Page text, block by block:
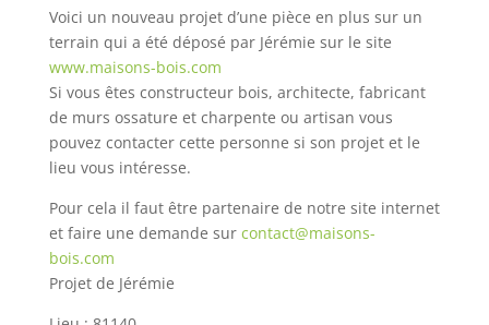
Voici un nouveau projet d’une pièce en plus sur un
terrain qui a été déposé par Jérémie sur le site
www.maisons-bois.com
Si vous êtes constructeur bois, architecte, fabricant
de murs ossature et charpente ou artisan vous
pouvez contacter cette personne si son projet et le
lieu vous intéresse.
Pour cela il faut être partenaire de notre site internet
et faire une demande sur contact@maisons-
bois.com
Projet de Jérémie